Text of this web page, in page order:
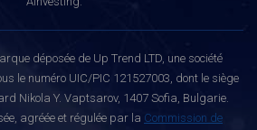
déposée de Up Trend LTD, une société
le numéro UIC/PIC 121527003, dont le siège
Nikola Y. Vaptsarov, 1407 Sofia, Bulgarie.
agréée et régulée par la Commission de